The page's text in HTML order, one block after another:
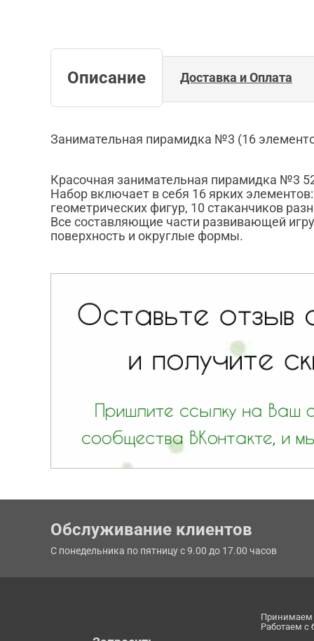
Описание Доставка и Оплата
Занимательная пирамидка №3 (16
Красочная занимательная пирамидка №3
Набор включает в себя 16 ярких
геометрических фигур, 10 стаканчиков
Все составляющие части развивающей
поверхность и округлые формы.
Обслуживание клиентов
С понедельника по пятницу с 9.00 до 17.00 часов
Принимаем
Работаем